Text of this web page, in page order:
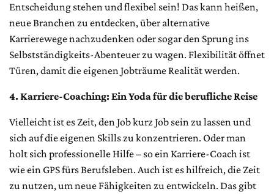
Entscheidung stehen und flexibel sein! Das kann heißen,
neue Branchen zu entdecken, über alternative
Karrierewege nachzudenken oder sogar den Sprung ins
Selbstständigkeits-Abenteuer zu wagen. Flexibilität öffnet
Türen, damit die eigenen Jobträume Realität werden.
4. Karriere-Coaching: Ein Yoda für die berufliche Reise
Vielleicht ist es Zeit, den Job kurz Job sein zu lassen und
sich auf die eigenen Skills zu konzentrieren. Oder man
holt sich professionelle Hilfe – so ein Karriere-Coach ist
wie ein GPS fürs Berufsleben. Auch ist es hilfreich, die Zeit
zu nutzen, um neue Fähigkeiten zu entwickeln. Das gibt